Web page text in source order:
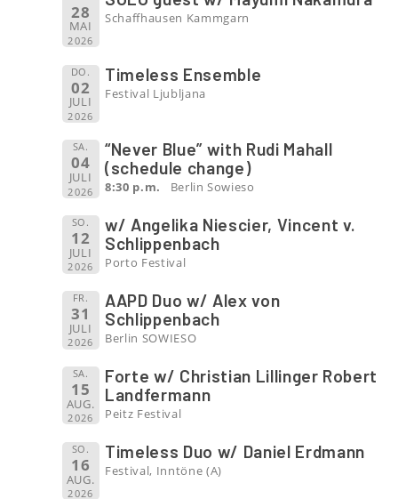
28
MAI
2026
Schaffhausen Kammgarn
DO.
02
JULI
2026
Timeless Ensemble
Festival Ljubljana
SA.
04
JULI
2026
“Never Blue” with Rudi Mahall
(schedule change)
8:30 p.m. Berlin Sowieso
SO.
12
JULI
2026
w/ Angelika Niescier, Vincent v.
Schlippenbach
Porto Festival
FR.
31
JULI
2026
AAPD Duo w/ Alex von
Schlippenbach
Berlin SOWIESO
SA.
15
AUG.
2026
Forte w/ Christian Lillinger Robert
Landfermann
Peitz Festival
SO.
16
AUG.
2026
Timeless Duo w/ Daniel Erdmann
Festival, Inntöne (A)